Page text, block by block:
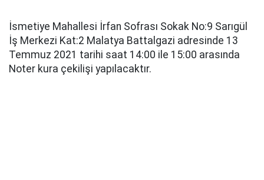
İsmetiye Mahallesi İrfan Sofrası Sokak No:9 Sarıgül
İş Merkezi Kat:2 Malatya Battalgazi adresinde 13
Temmuz 2021 tarihi saat 14:00 ile 15:00 arasında
Noter kura çekilişi yapılacaktır.